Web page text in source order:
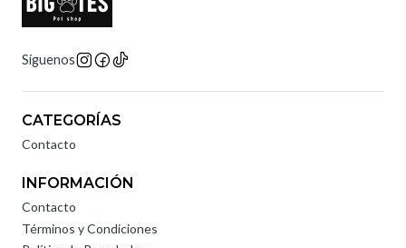
Síguenos
CATEGORÍAS
Contacto
INFORMACIÓN
Contacto
Términos y Condiciones